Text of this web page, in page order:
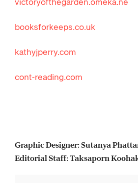
booksforkeeps.co.uk
kathyjperry.com
cont-reading.com
Graphic Designer: Sutanya
Editorial Staff: Taksaporn